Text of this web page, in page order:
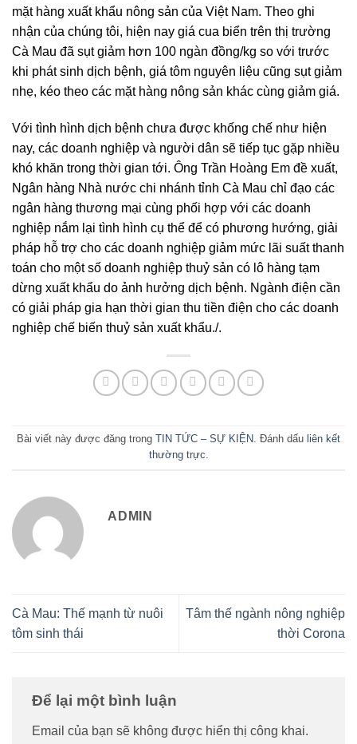
mặt hàng xuất khẩu nông sản của Việt Nam. Theo ghi
nhận của chúng tôi, hiện nay giá cua biển trên thị trường
Cà Mau đã sụt giảm hơn 100 ngàn đồng/kg so với trước
khi phát sinh dịch bệnh, giá tôm nguyên liệu cũng sụt giảm
nhẹ, kéo theo các mặt hàng nông sản khác cùng giảm giá.
Với tình hình dịch bệnh chưa được khống chế như hiện
nay, các doanh nghiệp và người dân sẽ tiếp tục gặp nhiều
khó khăn trong thời gian tới. Ông Trần Hoàng Em đề xuất,
Ngân hàng Nhà nước chi nhánh tỉnh Cà Mau chỉ đạo các
ngân hàng thương mại cùng phối hợp với các doanh
nghiệp nắm lại tình hình cụ thể để có phương hướng, giải
pháp hỗ trợ cho các doanh nghiệp giảm mức lãi suất thanh
toán cho một số doanh nghiệp thuỷ sản có lô hàng tạm
dừng xuất khẩu do ảnh hưởng dịch bệnh. Ngành điện cần
có giải pháp gia hạn thời gian thu tiền điện cho các doanh
nghiệp chế biến thuỷ sản xuất khẩu./.
Bài viết này được đăng trong TIN TỨC – SỰ KIỆN. Đánh dấu liên kết
thường trực.
ADMIN
Cà Mau: Thế mạnh từ nuôi
tôm sinh thái
Tâm thế ngành nông nghiệp
thời Corona
Để lại một bình luận
Email của bạn sẽ không được hiển thị công khai.